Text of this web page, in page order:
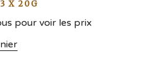
X 20G
pour voir les prix